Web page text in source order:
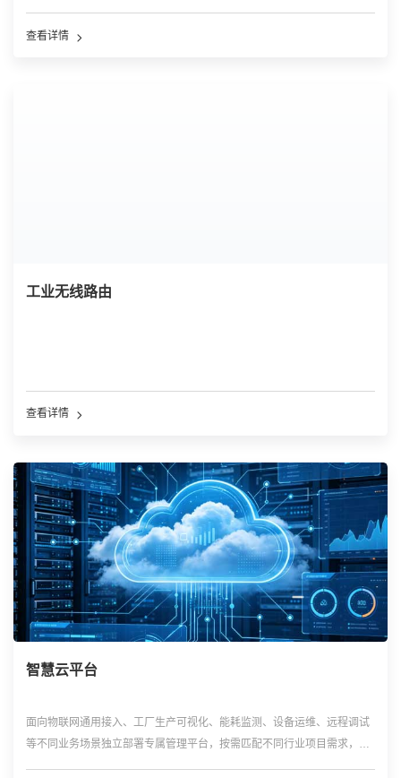
查看详情
工业无线路由
查看详情
智慧云平台
面向物联网通用接入、工厂生产可视化、能耗监测、设备运维、远程调试
等不同业务场景独立部署专属管理平台，按需匹配不同行业项目需求，形